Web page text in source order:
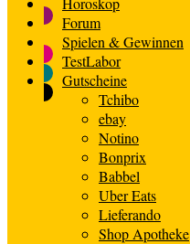
Forum
Spielen & Gewinnen
TestLabor
Gutscheine
Tchibo
ebay
Notino
Bonprix
Babbel
Uber Eats
Lieferando
Shop Apotheke